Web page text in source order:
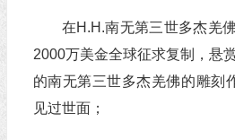
在H.H.南无第三世多杰羌
2000万美金全球征求复制，悬
的南无第三世多杰羌佛的雕刻
见过世面；